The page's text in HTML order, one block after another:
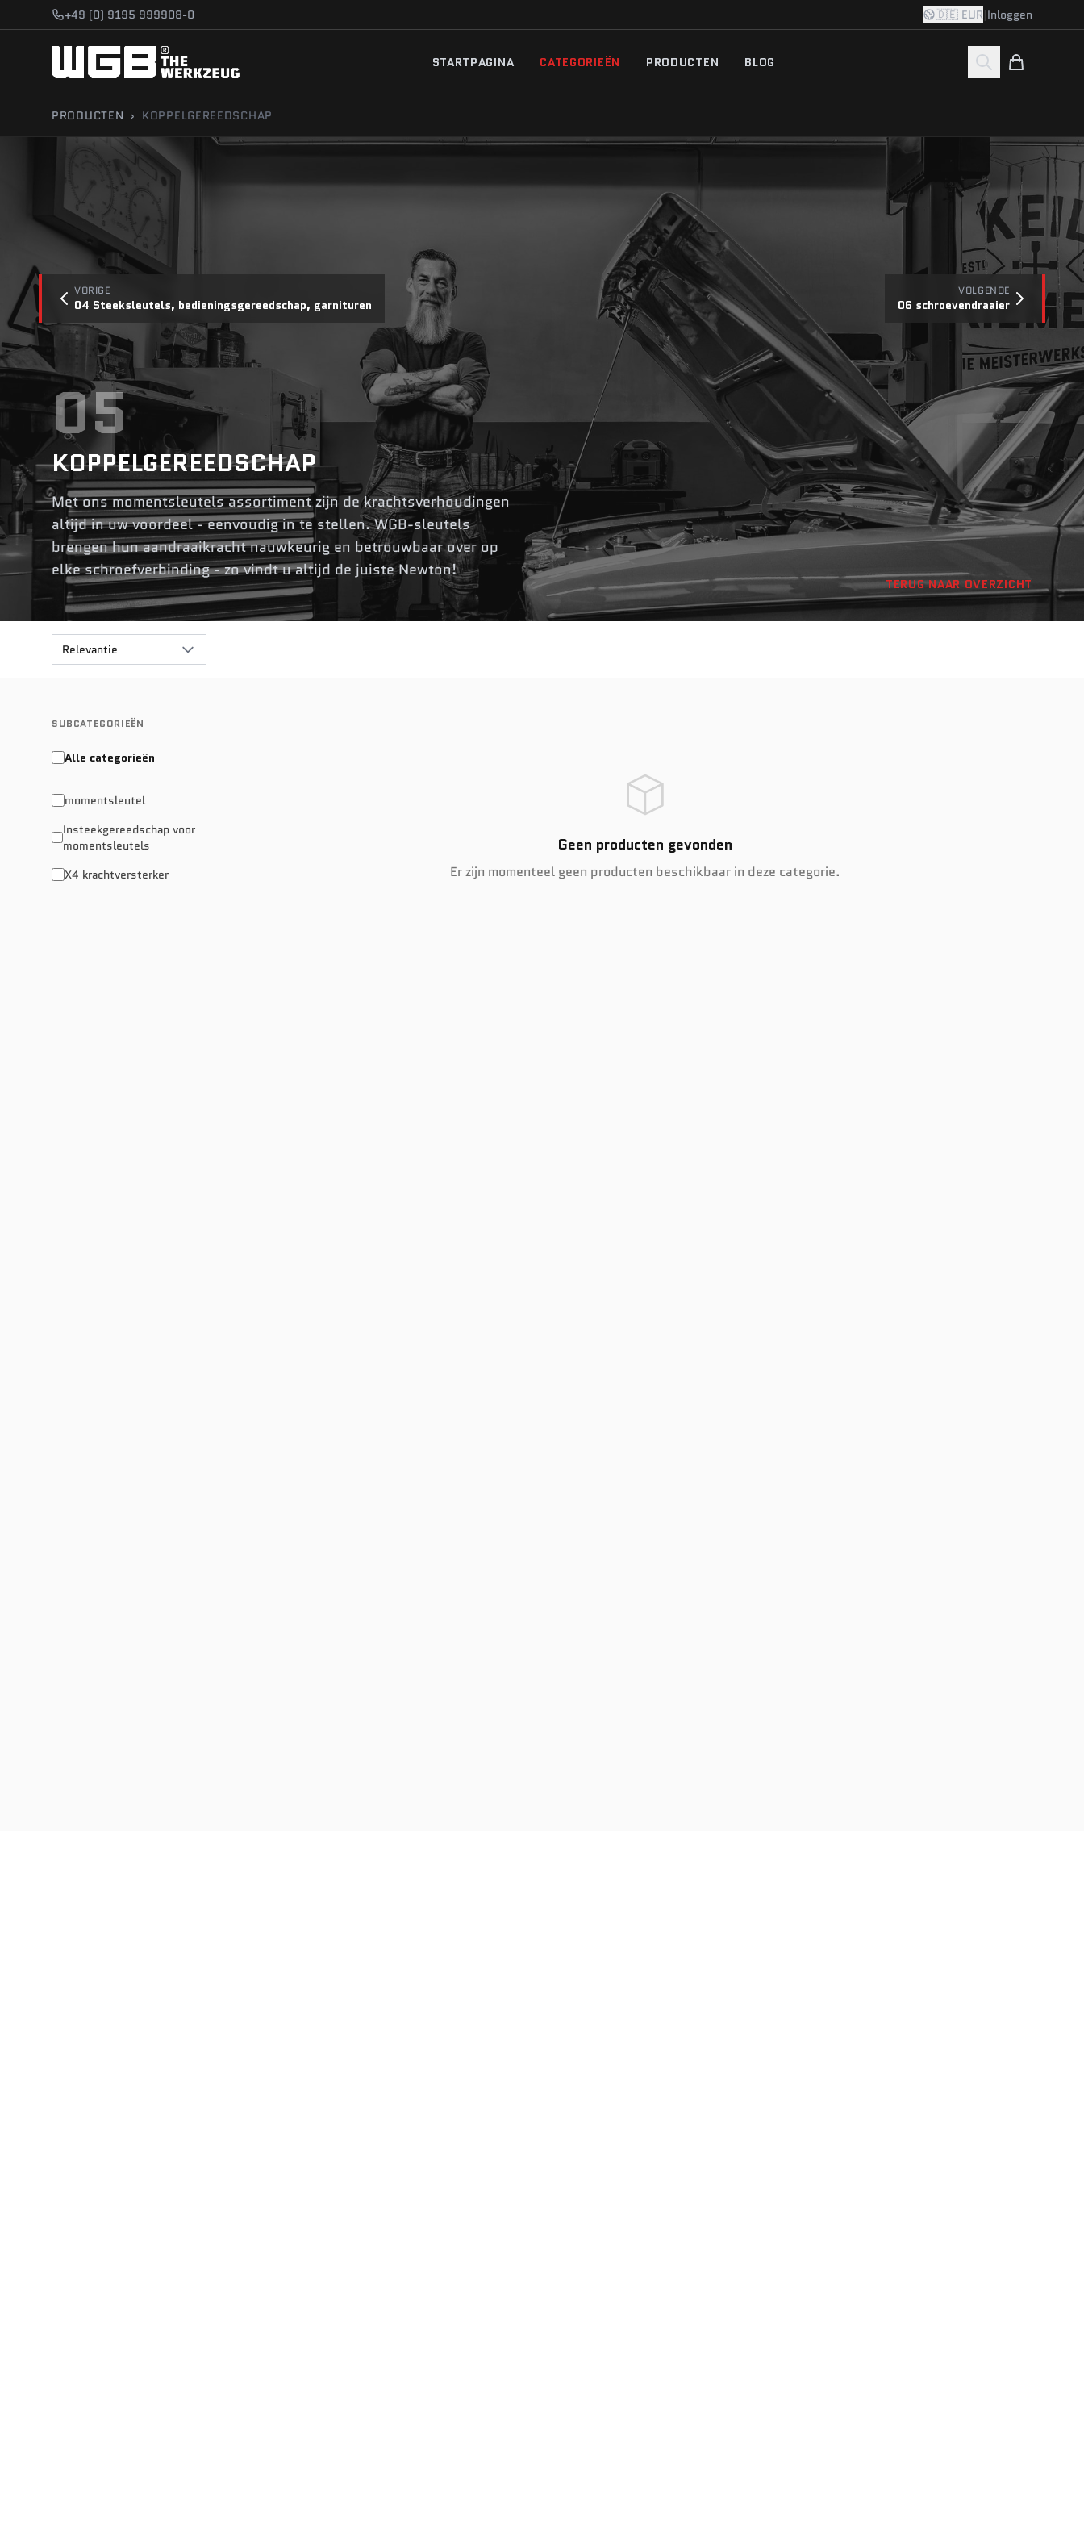
Ga naar inhoud+49 (0) 9195 999908-0 🇩🇪 EUR|Inloggen
STARTPAGINA CATEGORIEËN PRODUCTEN BLOG
PRODUCTEN › KOPPELGEREEDSCHAP
VORIGE
04 Steeksleutels, bedieningsgereedschap, garnituren
VOLGENDE
06 schroevendraaier
05
KOPPELGEREEDSCHAP
Met ons momentsleutels assortiment zijn de krachtsverhoudingen
altijd in uw voordeel - eenvoudig in te stellen. WGB-sleutels
brengen hun aandraaikracht nauwkeurig en betrouwbaar over op
elke schroefverbinding - zo vindt u altijd de juiste Newton!
TERUG NAAR OVERZICHT
Relevantie
SUBCATEGORIEËN
Alle categorieën
momentsleutel
Insteekgereedschap voor
momentsleutels
X4 krachtversterker
Geen producten gevonden
Er zijn momenteel geen producten beschikbaar in deze categorie.